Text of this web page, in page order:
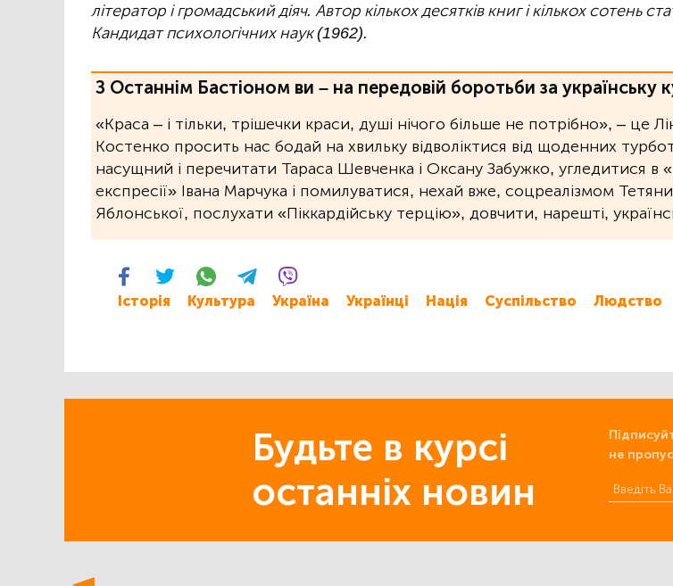
літератор і громадський діяч. Автор кількох десятків книг і кількох сотень
Кандидат психологічних наук (1962).
З Останнім Бастіоном ви – на передовій боротьби за українську
«Краса – і тільки, трішечки краси, душі нічого більше не потрібно», ‒ це
Костенко просить нас бодай на хвильку відволіктися від щоденних
насущний і перечитати Тараса Шевченка і Оксану Забужко, угледитися в
експресії» Івана Марчука і помилуватися, нехай вже, соцреалізмом Тетяни
Яблонської, послухати «Піккардійську терцію», довчити, нарешті,
Історія Культура Україна Українці Нація Суспільство Людство
Будьте в курсі
останніх новин
не